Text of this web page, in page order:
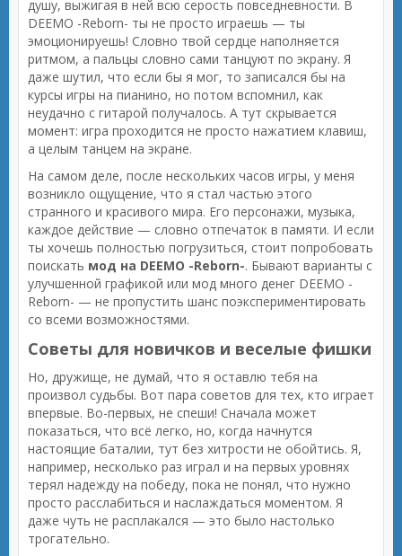
душу, выжигая в ней всю серость повседневности. В
DEEMO -Reborn- ты не просто играешь — ты
эмоционируешь! Словно твой сердце наполняется
ритмом, а пальцы словно сами танцуют по экрану. Я
даже шутил, что если бы я мог, то записался бы на
курсы игры на пианино, но потом вспомнил, как
неудачно с гитарой получалось. А тут скрывается
момент: игра проходится не просто нажатием клавиш,
а целым танцем на экране.
На самом деле, после нескольких часов игры, у меня
возникло ощущение, что я стал частью этого
странного и красивого мира. Его персонажи, музыка,
каждое действие — словно отпечаток в памяти. И если
ты хочешь полностью погрузиться, стоит попробовать
поискать мод на DEEMO -Reborn-. Бывают варианты с
улучшенной графикой или мод много денег DEEMO -
Reborn- — не пропустить шанс поэкспериментировать
со всеми возможностями.
Советы для новичков и веселые фишки
Но, дружище, не думай, что я оставлю тебя на
произвол судьбы. Вот пара советов для тех, кто играет
впервые. Во-первых, не спеши! Сначала может
показаться, что всё легко, но, когда начнутся
настоящие баталии, тут без хитрости не обойтись. Я,
например, несколько раз играл и на первых уровнях
терял надежду на победу, пока не понял, что нужно
просто расслабиться и наслаждаться моментом. Я
даже чуть не расплакался — это было настолько
трогательно.